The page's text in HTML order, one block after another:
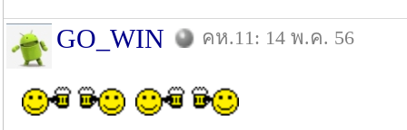
GO_WIN คห.11: 14 พ.ค. 56